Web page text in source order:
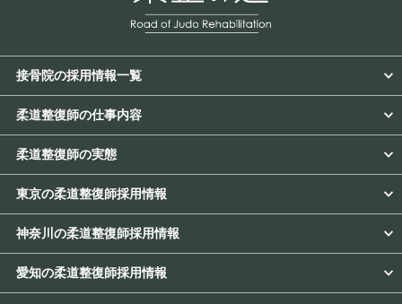
接骨院の採用情報一覧
柔道整復師の仕事内容
柔道整復師の実態
東京の柔道整復師採用情報
神奈川の柔道整復師採用情報
愛知の柔道整復師採用情報